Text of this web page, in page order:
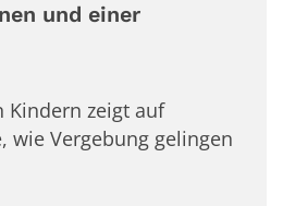
und einer
Kindern zeigt auf
wie Vergebung gelingen